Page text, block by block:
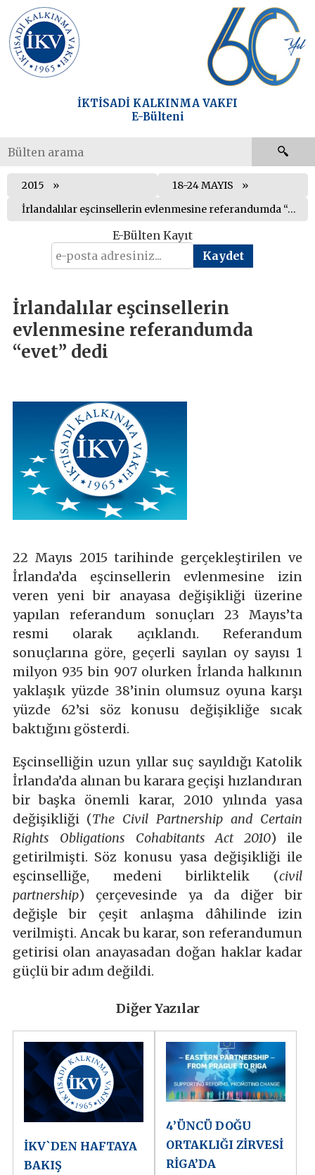
İKTİSADİ KALKINMA VAKFI
E-Bülteni
2015
18-24 MAYIS
İrlandalılar eşcinsellerin evlenmesine referandumda “evet” dedi
E-Bülten Kayıt
İrlandalılar eşcinsellerin
evlenmesine referandumda
“evet” dedi
22 Mayıs 2015 tarihinde gerçekleştirilen ve
İrlanda’da eşcinsellerin evlenmesine izin
veren yeni bir anayasa değişikliği üzerine
yapılan referandum sonuçları 23 Mayıs’ta
resmi olarak açıklandı. Referandum
sonuçlarına göre, geçerli sayılan oy sayısı 1
milyon 935 bin 907 olurken İrlanda halkının
yaklaşık yüzde 38’inin olumsuz oyuna karşı
yüzde 62’si söz konusu değişikliğe sıcak
baktığını gösterdi.
Eşcinselliğin uzun yıllar suç sayıldığı Katolik
İrlanda’da alınan bu karara geçişi hızlandıran
bir başka önemli karar, 2010 yılında yasa
değişikliği (The Civil Partnership and Certain
Rights Obligations Cohabitants Act 2010) ile
getirilmişti. Söz konusu yasa değişikliği ile
eşcinselliğe, medeni birliktelik (civil
partnership) çerçevesinde ya da diğer bir
değişle bir çeşit anlaşma dâhilinde izin
verilmişti. Ancak bu karar, son referandumun
getirisi olan anayasadan doğan haklar kadar
güçlü bir adım değildi.
Diğer Yazılar
İKV`DEN HAFTAYA
BAKIŞ
4’ÜNCÜ DOĞU
ORTAKLIĞI ZİRVESİ
RİGA’DA